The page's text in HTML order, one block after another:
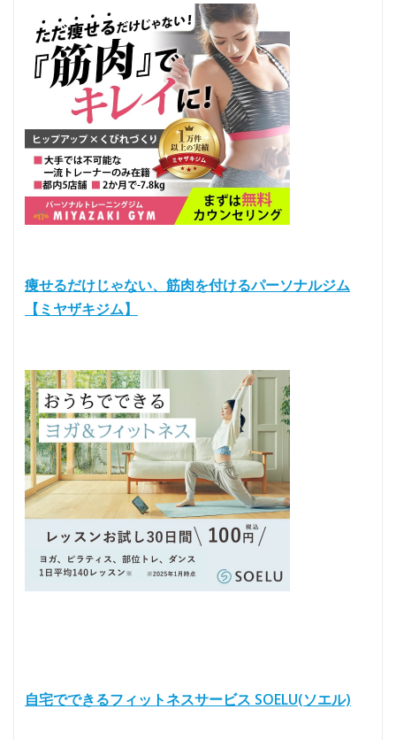
痩せるだけじゃない、筋肉を付けるパーソナルジム
【ミヤザキジム】
自宅でできるフィットネスサービス SOELU(ソエル)